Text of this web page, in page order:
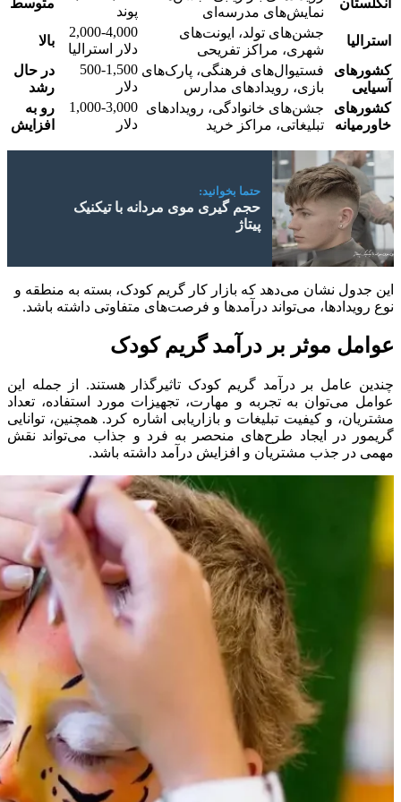
نمایش‌های مدرسه‌ای
پوند
استرالیا
جشن‌های تولد، ایونت‌های
شهری، مراکز تفریحی
2,000-4,000
دلار استرالیا
بالا
کشورهای
آسیایی
فستیوال‌های فرهنگی، پارک‌های
بازی، رویدادهای مدارس
500-1,500
دلار
در حال
رشد
کشورهای
خاورمیانه
جشن‌های خانوادگی، رویدادهای
تبلیغاتی، مراکز خرید
1,000-3,000
دلار
رو به
افزایش
حتما بخوانید:
حجم گیری موی مردانه با تیکنیک
پیتاژ
این جدول نشان می‌دهد که بازار کار گریم کودک، بسته به منطقه و
نوع رویدادها، می‌تواند درآمدها و فرصت‌های متفاوتی داشته باشد.
عوامل موثر بر درآمد گریم کودک
چندین عامل بر درآمد گریم کودک تاثیرگذار هستند. از جمله این
عوامل می‌توان به تجربه و مهارت، تجهیزات مورد استفاده، تعداد
مشتریان، و کیفیت تبلیغات و بازاریابی اشاره کرد. همچنین، توانایی
گریمور در ایجاد طرح‌های منحصر به فرد و جذاب می‌تواند نقش
مهمی در جذب مشتریان و افزایش درآمد داشته باشد.